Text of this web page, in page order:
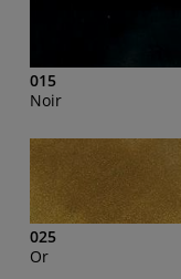
015
Noir
025
Or